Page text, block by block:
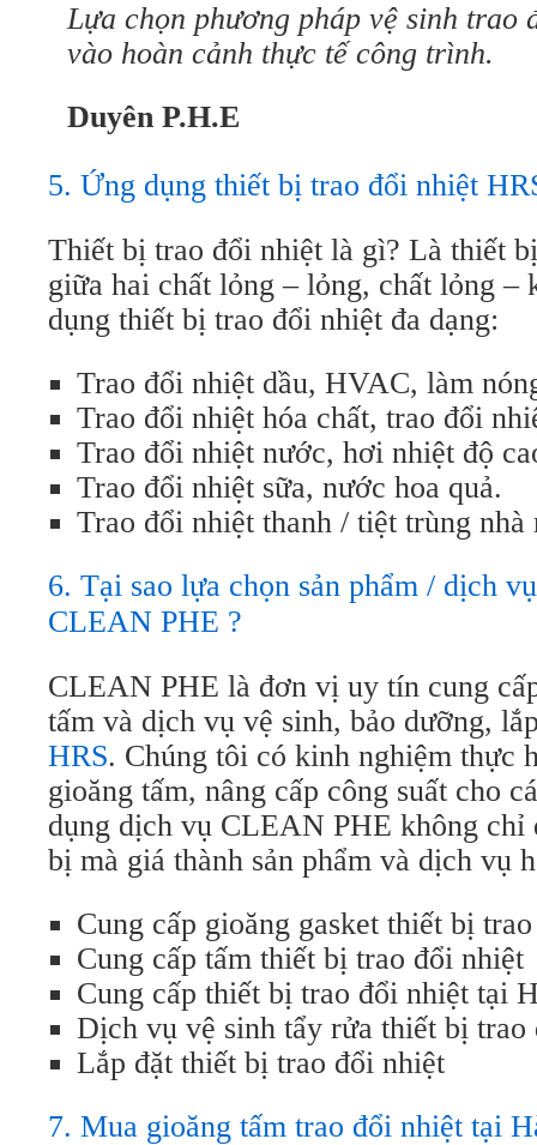
Lựa chọn phương pháp vệ sinh trao
vào hoàn cảnh thực tế công trình.
Duyên P.H.E
5. Ứng dụng thiết bị trao đổi nhiệt
Thiết bị trao đổi nhiệt là gì? Là thiết
giữa hai chất lỏng – lỏng, chất lỏng –
dụng thiết bị trao đổi nhiệt đa dạng:
Trao đổi nhiệt dầu, HVAC, làm
Trao đổi nhiệt hóa chất, trao đổi
Trao đổi nhiệt nước, hơi nhiệt độ
Trao đổi nhiệt sữa, nước hoa quả.
Trao đổi nhiệt thanh / tiệt trùng nhà
6. Tại sao lựa chọn sản phẩm / dịch
CLEAN PHE ?
CLEAN PHE là đơn vị uy tín cung
tấm và dịch vụ vệ sinh, bảo dưỡng,
HRS. Chúng tôi có kinh nghiệm thực
gioăng tấm, nâng cấp công suất cho
dụng dịch vụ CLEAN PHE không chỉ
bị mà giá thành sản phẩm và dịch vụ
Cung cấp gioăng gasket thiết bị
Cung cấp tấm thiết bị trao đổi nhiệt
Cung cấp thiết bị trao đổi nhiệt tại
Dịch vụ vệ sinh tẩy rửa thiết bị trao
Lắp đặt thiết bị trao đổi nhiệt
7. Mua gioăng tấm trao đổi nhiệt tại